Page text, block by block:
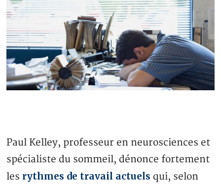
Paul Kelley, professeur en neurosciences et
spécialiste du sommeil, dénonce fortement
les rythmes de travail actuels qui, selon